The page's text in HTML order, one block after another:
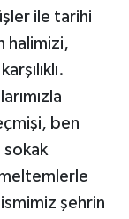
ile tarihi
halimizi,
ben
sokak
şehrin